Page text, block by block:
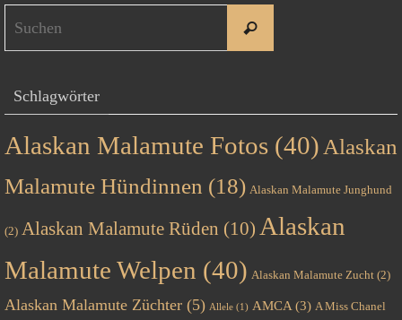
Suchen
Schlagwörter
Alaskan Malamute Fotos (40) Alaskan
Malamute Hündinnen (18) Alaskan Malamute Junghund
(2) Alaskan Malamute Rüden (10) Alaskan
Malamute Welpen (40) Alaskan Malamute Zucht (2)
Alaskan Malamute Züchter (5) Allele (1) AMCA (3) A Miss Chanel